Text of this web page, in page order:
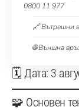
0800 11 977
🔗 Вътрешни
🌐 Външна
🗓️ Дата: 3
🧩 Основен